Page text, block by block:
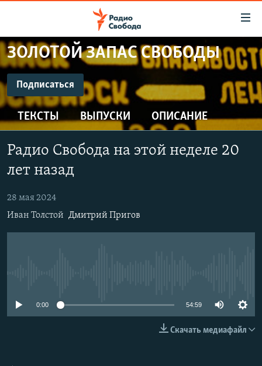
упрощенного
доступа
Вернуться
к
основному
содержанию
Вернутся
главной
Вернутся
поиску
ПРОГРАММЫ
ПОДКАСТЫ
АВТОРСКИЕ ПРОЕКТЫ
ЦИТАТЫ СВОБОДЫ
МНЕНИЯ
КУЛЬТУРА
КАВКАЗ.РЕАЛИИ
СЕВЕР.РЕАЛИИ
ЗОЛОТОЙ ЗАПАС СВОБОДЫ
Подписаться
ПОДПИСАТЬСЯ
ТЕКСТЫ ВЫПУСКИ ОПИСАНИЕ
Радио Свобода на этой неделе 20
лет назад
28 мая 2024
Иван Толстой Дмитрий Пригов
0:00 54:59
Скачать медиафайл